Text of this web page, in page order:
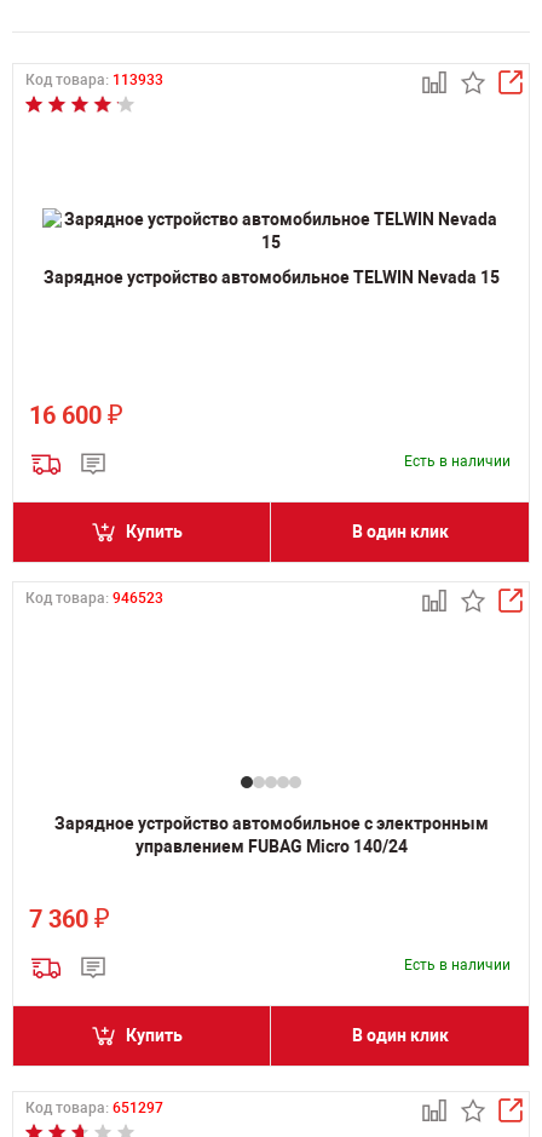
Код товара: 113933
Зарядное устройство автомобильное TELWIN Nevada 15
16 600 ₽
Есть в наличии
Купить В один клик
Код товара: 946523
Зарядное устройство автомобильное с электронным
управлением FUBAG Micro 140/24
7 360 ₽
Есть в наличии
Купить В один клик
Код товара: 651297